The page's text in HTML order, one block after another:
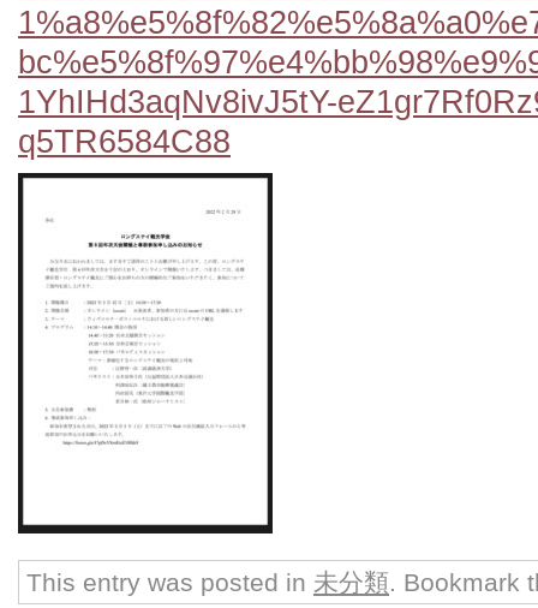
1YhIHd3aqNv8ivJ5tY-
q5TR6584C88
This entry was posted in 未分類. Bookmark